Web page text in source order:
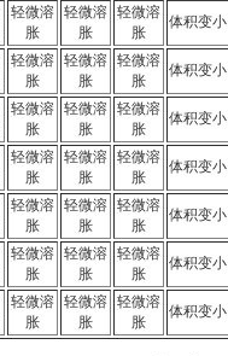
轻微溶
胀
轻微溶
胀
轻微溶
胀
体积变小
轻微溶
胀
轻微溶
胀
轻微溶
胀
体积变小
轻微溶
胀
轻微溶
胀
轻微溶
胀
体积变小
轻微溶
胀
轻微溶
胀
轻微溶
胀
体积变小
轻微溶
胀
轻微溶
胀
轻微溶
胀
体积变小
轻微溶
胀
轻微溶
胀
轻微溶
胀
体积变小
轻微溶
胀
轻微溶
胀
轻微溶
胀
体积变小